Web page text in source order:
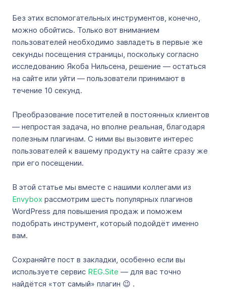
Без этих вспомогательных инструментов, конечно,
можно обойтись. Только вот вниманием
пользователей необходимо завладеть в первые же
секунды посещения страницы, поскольку согласно
исследованию Якоба Нильсена, решение — остаться
на сайте или уйти — пользователи принимают в
течение 10 секунд.
Преобразование посетителей в постоянных клиентов
— непростая задача, но вполне реальная, благодаря
полезным плагинам. С ними вы вызовите интерес
пользователей к вашему продукту на сайте сразу же
при его посещении.
В этой статье мы вместе с нашими коллегами из
Envybox рассмотрим шесть популярных плагинов
WordPress для повышения продаж и поможем
подобрать инструмент, который подойдёт именно
вам.
Сохраняйте пост в закладки, особенно если вы
используете сервис REG.Site — для вас точно
найдётся «тот самый» плагин 😉 .